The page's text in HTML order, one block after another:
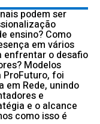
podem ser
ensino? Como
em vários
enfrentar o desafio
Modelos
foi
em Rede, unindo
e
e o alcance
como isso é